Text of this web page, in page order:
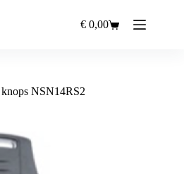
Winkelwagen
€ 0,00
NSN14RS2